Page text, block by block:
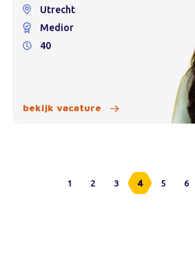
Utrecht
Medior
40
bekijk vacature
1 2 3 4 5 6